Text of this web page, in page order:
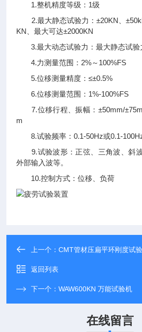
1.整机精度等级：1级
2.最大静态试验力：±20KN、
KN、最大可达±2000KN
3.最大动态试验力：最大静态试验
4.力测量范围：2%～100%FS
5.位移测量精度：≤±0.5%
6.位移测量范围：1%-100%FS
7.位移行程、振幅：±50mm/
m
8.试验频率：0.1-50Hz或0.1-
9.试验波形：正弦、三角波、斜波
外部输入波等。
10.控制方式：位移、负荷
上一个：CMT管材压扁平环刚度试
返回列表
下一个：WAW600KN 万能试验机
在线留言